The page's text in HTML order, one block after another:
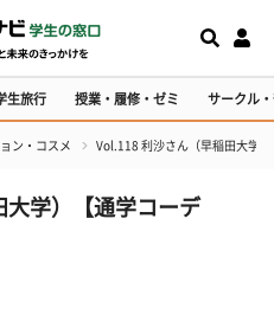
生旅行 授業・履修・ゼミ サークル
ン・コスメ Vol.118 利沙さん（早稲田大学
大学）【通学コーデ